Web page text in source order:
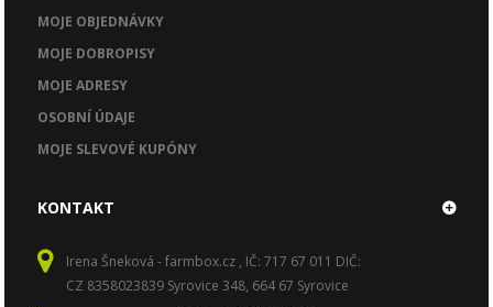
MOJE OBJEDNÁVKY
MOJE DOBROPISY
MOJE ADRESY
OSOBNÍ ÚDAJE
MOJE SLEVOVÉ KUPÓNY
KONTAKT
Irena Šneková - farmbox.cz , IČ: 717 67 011 DIČ:
CZ 8358023839 Syrovice 348, 664 67 Syrovice